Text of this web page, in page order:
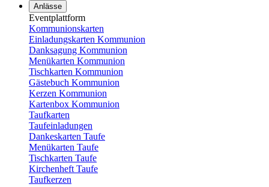
Anlässe
Eventplattform
Kommunionskarten
Einladungskarten Kommunion
Danksagung Kommunion
Menükarten Kommunion
Tischkarten Kommunion
Gästebuch Kommunion
Kerzen Kommunion
Kartenbox Kommunion
Taufkarten
Taufeinladungen
Dankeskarten Taufe
Menükarten Taufe
Tischkarten Taufe
Kirchenheft Taufe
Taufkerzen